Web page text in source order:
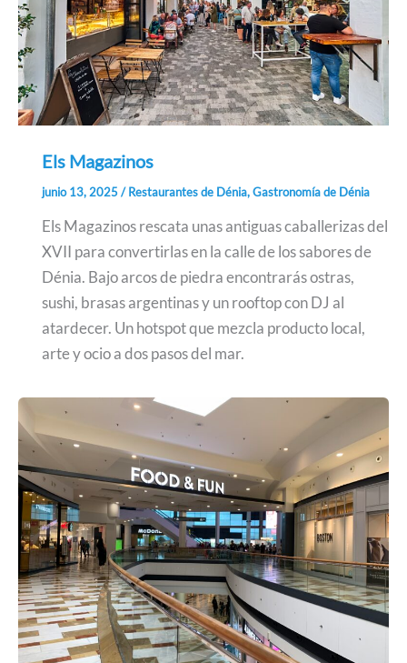
Els Magazinos
junio 13, 2025/Restaurantes de Dénia,Gastronomía de Dénia
Els Magazinos rescata unas antiguas caballerizas del
XVII para convertirlas en la calle de los sabores de
Dénia. Bajo arcos de piedra encontrarás ostras,
sushi, brasas argentinas y un rooftop con DJ al
atardecer. Un hotspot que mezcla producto local,
arte y ocio a dos pasos del mar.